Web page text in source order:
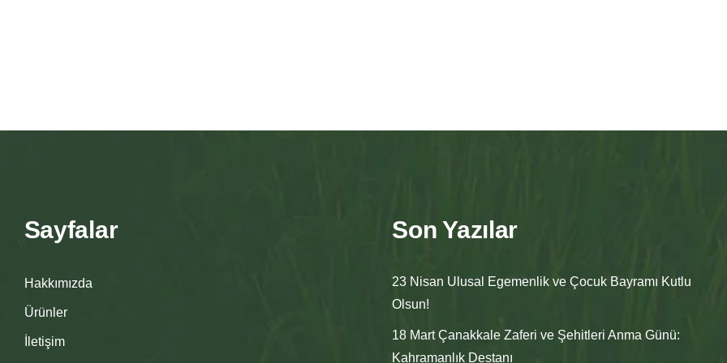
Sayfalar
Hakkımızda
Ürünler
İletişim
Son Yazılar
23 Nisan Ulusal Egemenlik ve Çocuk Bayramı Kutlu
Olsun!
18 Mart Çanakkale Zaferi ve Şehitleri Anma Günü:
Kahramanlık Destanı